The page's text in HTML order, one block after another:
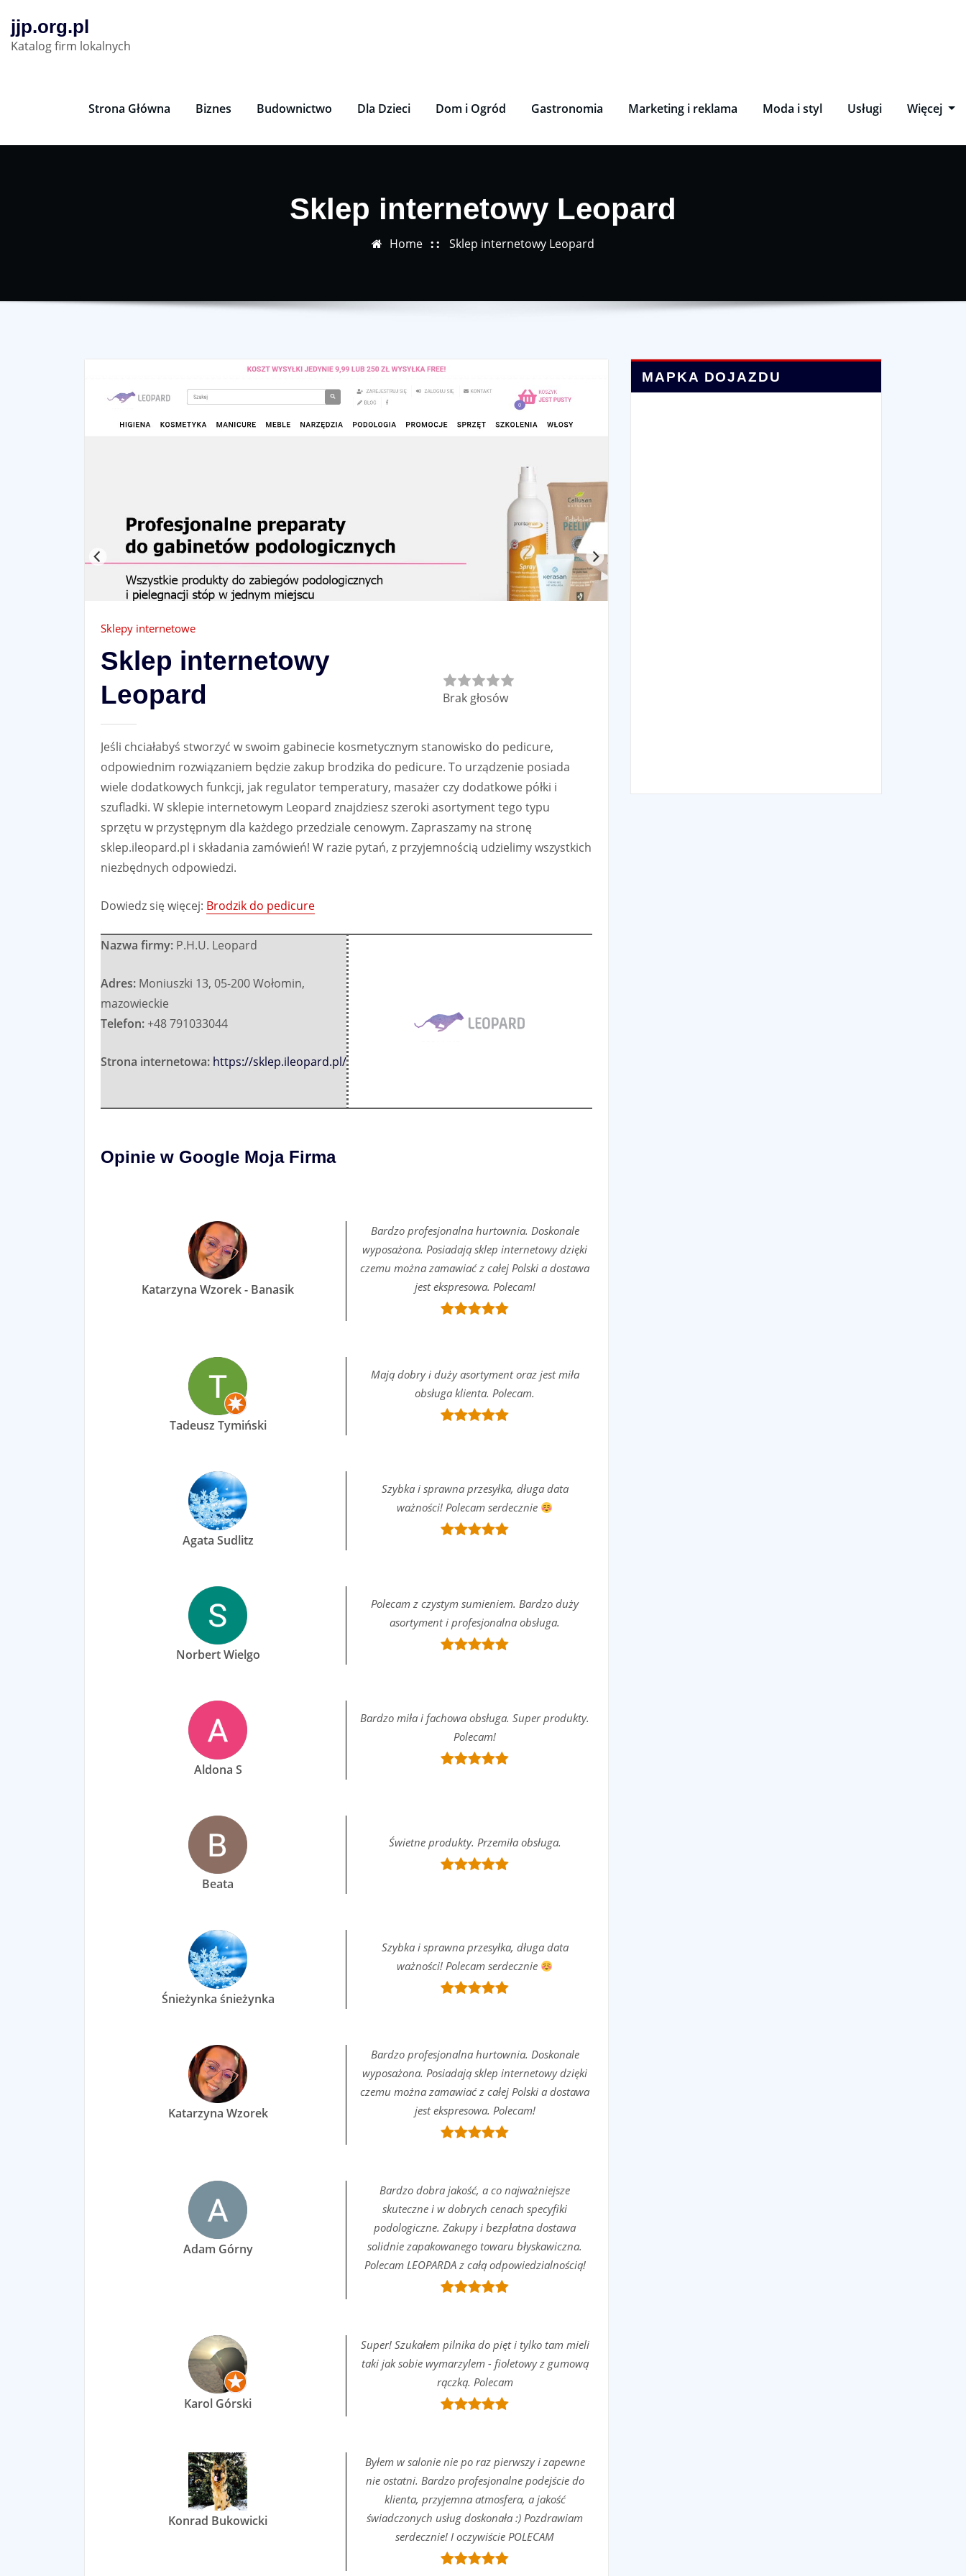
content
jjp.org.pl
Katalog firm lokalnych
Strona Główna Biznes Budownictwo Dla Dzieci Dom i Ogród Gastronomia Marketing i reklama Moda i styl Usługi Więcej
Sklep internetowy Leopard
Home Sklep internetowy Leopard
Sklepy internetowe
Sklep internetowy
Leopard
Rate this item:
Submit Rating
Brak głosów
Jeśli chciałabyś stworzyć w swoim gabinecie kosmetycznym stanowisko do pedicure,
odpowiednim rozwiązaniem będzie zakup brodzika do pedicure. To urządzenie posiada
wiele dodatkowych funkcji, jak regulator temperatury, masażer czy dodatkowe półki i
szufladki. W sklepie internetowym Leopard znajdziesz szeroki asortyment tego typu
sprzętu w przystępnym dla każdego przedziale cenowym. Zapraszamy na stronę
sklep.ileopard.pl i składania zamówień! W razie pytań, z przyjemnością udzielimy wszystkich
niezbędnych odpowiedzi.
Dowiedz się więcej: Brodzik do pedicure
Nazwa firmy: P.H.U. Leopard
Adres: Moniuszki 13, 05-200 Wołomin,
mazowieckie
Telefon:+48 791033044
Strona internetowa: https://sklep.ileopard.pl/
Opinie w Google Moja Firma
Katarzyna Wzorek - Banasik
Bardzo profesjonalna hurtownia. Doskonale
wyposażona. Posiadają sklep internetowy dzięki
czemu można zamawiać z całej Polski a dostawa
jest ekspresowa. Polecam!
Tadeusz Tymiński
Mają dobry i duży asortyment oraz jest miła
obsługa klienta. Polecam.
Agata Sudlitz
Szybka i sprawna przesyłka, długa data
ważności! Polecam serdecznie
Norbert Wielgo
Polecam z czystym sumieniem. Bardzo duży
asortyment i profesjonalna obsługa.
Aldona S
Bardzo miła i fachowa obsługa. Super produkty.
Polecam!
Beata
Świetne produkty. Przemiła obsługa.
Śnieżynka śnieżynka
Szybka i sprawna przesyłka, długa data
ważności! Polecam serdecznie
Katarzyna Wzorek
Bardzo profesjonalna hurtownia. Doskonale
wyposażona. Posiadają sklep internetowy dzięki
czemu można zamawiać z całej Polski a dostawa
jest ekspresowa. Polecam!
Adam Górny
Bardzo dobra jakość, a co najważniejsze
skuteczne i w dobrych cenach specyfiki
podologiczne. Zakupy i bezpłatna dostawa
solidnie zapakowanego towaru błyskawiczna.
Polecam LEOPARDA z całą odpowiedzialnością!
Karol Górski
Super! Szukałem pilnika do pięt i tylko tam mieli
taki jak sobie wymarzylem - fioletowy z gumową
rączką. Polecam
Konrad Bukowicki
Byłem w salonie nie po raz pierwszy i zapewne
nie ostatni. Bardzo profesjonalne podejście do
klienta, przyjemna atmosfera, a jakość
świadczonych usług doskonała :) Pozdrawiam
serdecznie! I oczywiście POLECAM
MAPKA DOJAZDU